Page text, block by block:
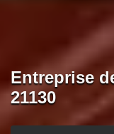
Entreprise
21130